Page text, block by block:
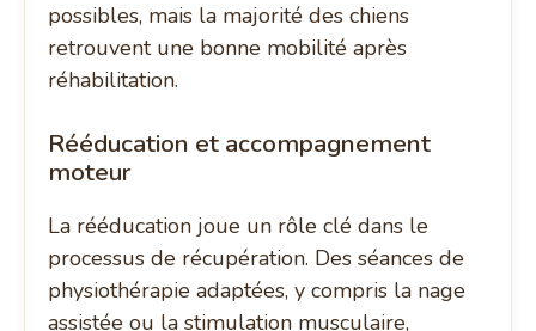
possibles, mais la majorité des chiens
retrouvent une bonne mobilité après
réhabilitation.
Rééducation et accompagnement
moteur
La rééducation joue un rôle clé dans le
processus de récupération. Des séances de
physiothérapie adaptées, y compris la nage
assistée ou la stimulation musculaire,